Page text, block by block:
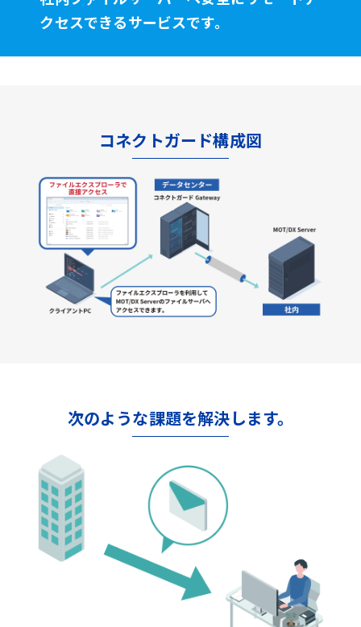
クセスできるサービスです。
コネクトガード構成図
次のような課題を解決します。